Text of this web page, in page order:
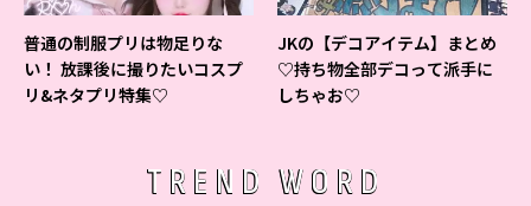
普通の制服プリは物足りな
い！ 放課後に撮りたいコスプ
リ&ネタプリ特集♡
JKの【デコアイテム】まとめ
♡持ち物全部デコって派手に
しちゃお♡
TREND WORD